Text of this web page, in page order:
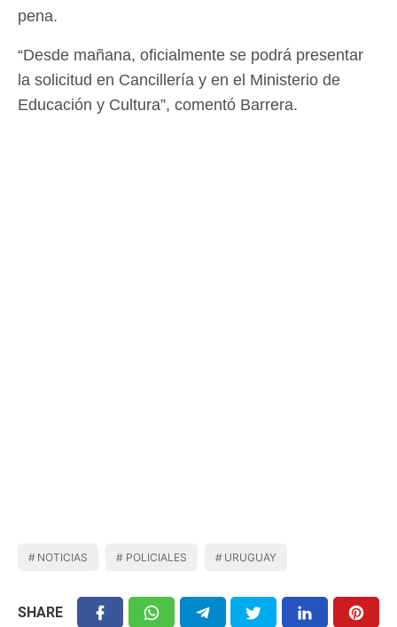
pena.
“Desde mañana, oficialmente se podrá presentar
la solicitud en Cancillería y en el Ministerio de
Educación y Cultura”, comentó Barrera.
NOTICIAS POLICIALES URUGUAY
SHARE